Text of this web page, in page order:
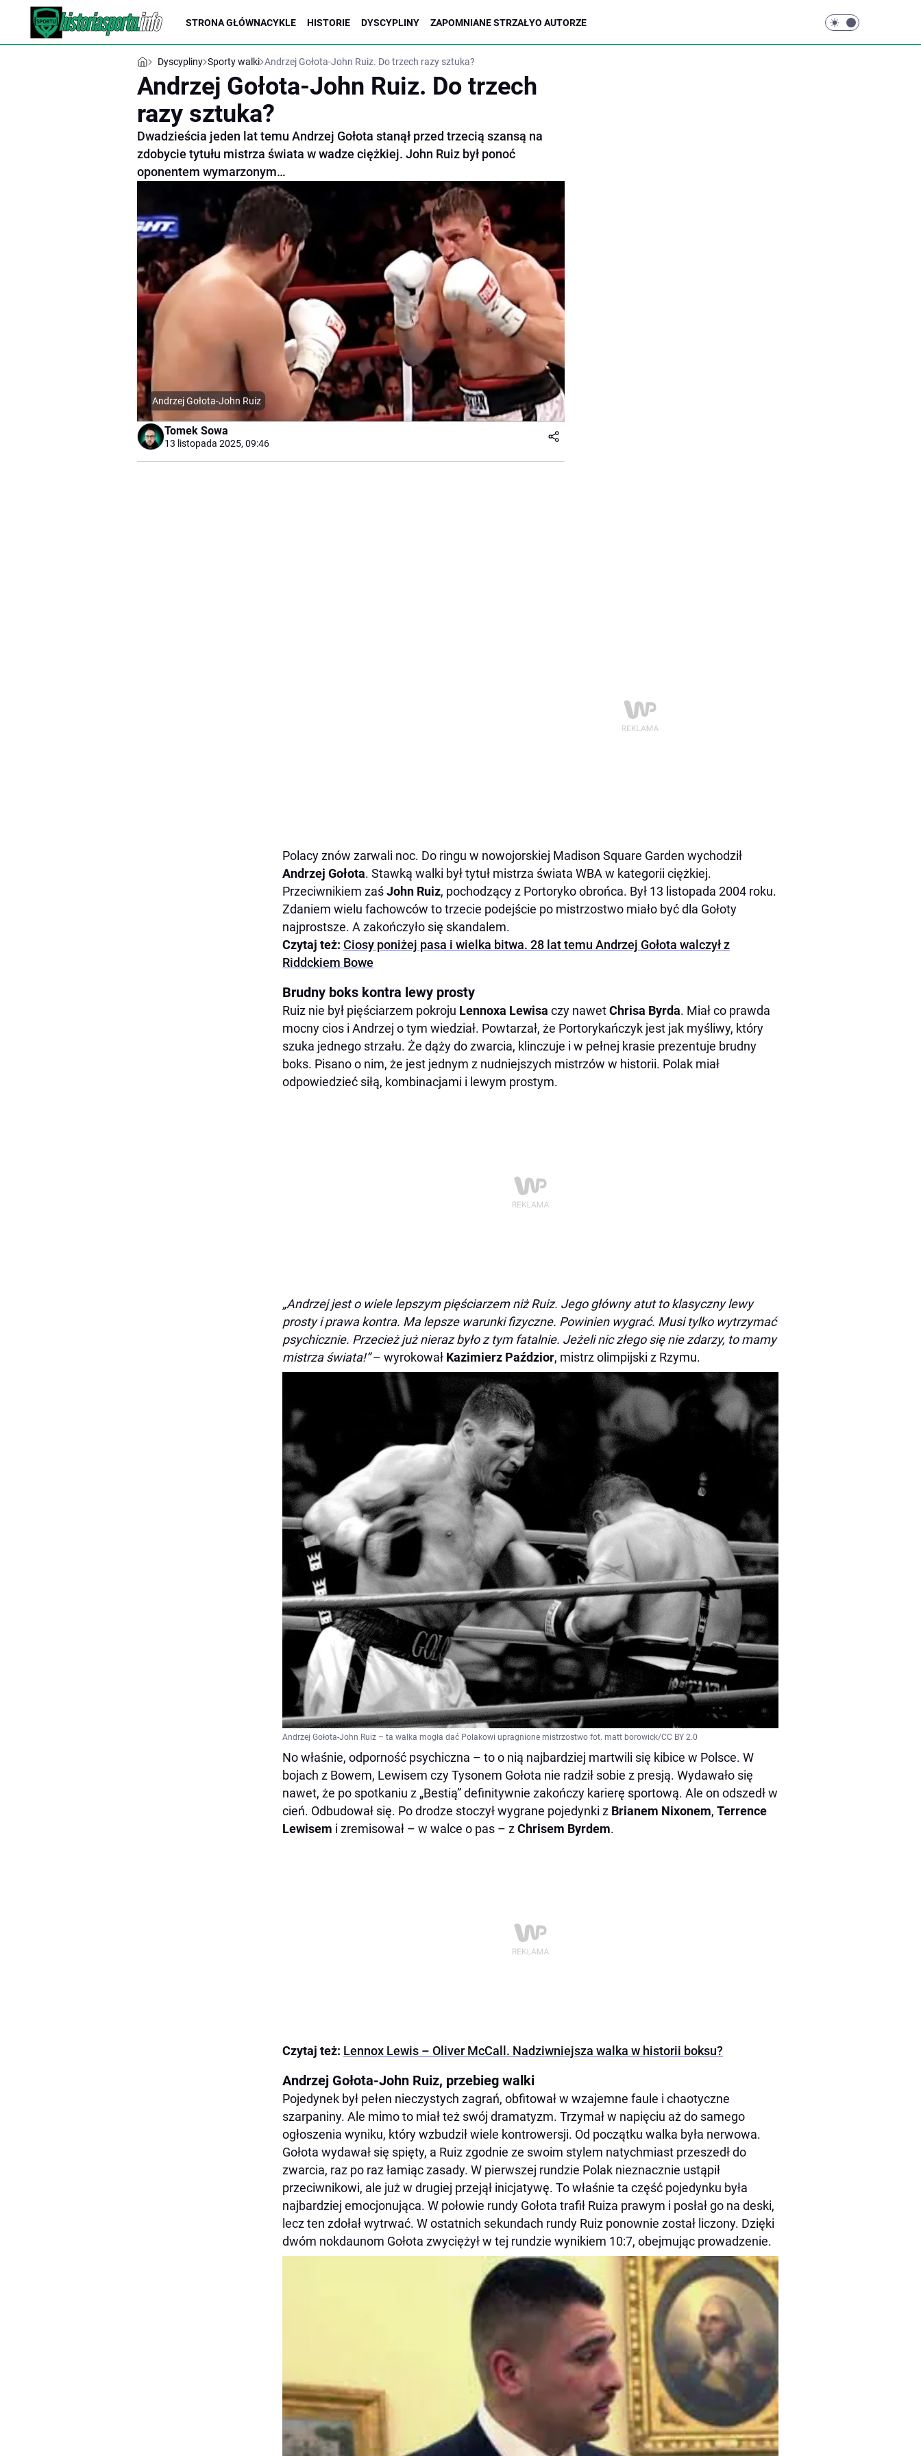
STRONA GŁÓWNACYKLE HISTORIE DYSCYPLINY ZAPOMNIANE STRZAŁYO AUTORZE
Dyscypliny Sporty walki Andrzej Gołota-John Ruiz. Do trzech razy sztuka?
Andrzej Gołota-John Ruiz. Do trzech
razy sztuka?
Dwadzieścia jeden lat temu Andrzej Gołota stanął przed trzecią szansą na
zdobycie tytułu mistrza świata w wadze ciężkiej. John Ruiz był ponoć
oponentem wymarzonym…
Andrzej Gołota-John Ruiz
Tomek Sowa
13 listopada 2025, 09:46
Polacy znów zarwali noc. Do ringu w nowojorskiej Madison Square Garden wychodził
Andrzej Gołota. Stawką walki był tytuł mistrza świata WBA w kategorii ciężkiej.
Przeciwnikiem zaśJohn Ruiz, pochodzący z Portoryko obrońca. Był 13 listopada 2004 roku.
Zdaniem wielu fachowców to trzecie podejście po mistrzostwo miało być dla Gołoty
najprostsze. A zakończyło się skandalem.
Czytaj też: Ciosy poniżej pasa i wielka bitwa. 28 lat temu Andrzej Gołota walczył z
Riddckiem Bowe
Brudny boks kontra lewy prosty
Ruiz nie był pięściarzem pokroju Lennoxa Lewisa czy nawetChrisa Byrda. Miał co prawda
mocny cios i Andrzej o tym wiedział. Powtarzał, że Portorykańczyk jest jak myśliwy, który
szuka jednego strzału. Że dąży do zwarcia, klinczuje i w pełnej krasie prezentuje brudny
boks. Pisano o nim, że jest jednym z nudniejszych mistrzów w historii. Polak miał
odpowiedzieć siłą, kombinacjami i lewym prostym.
„Andrzej jest o wiele lepszym pięściarzem niż Ruiz. Jego główny atut to klasyczny lewy
prosty i prawa kontra. Ma lepsze warunki fizyczne. Powinien wygrać. Musi tylko wytrzymać
psychicznie. Przecież już nieraz było z tym fatalnie. Jeżeli nic złego się nie zdarzy, to mamy
mistrza świata!”– wyrokował Kazimierz Paździor, mistrz olimpijski z Rzymu.
Andrzej Gołota-John Ruiz – ta walka mogła dać Polakowi upragnione mistrzostwo fot. matt borowick/CC BY 2.0
No właśnie, odporność psychiczna – to o nią najbardziej martwili się kibice w Polsce. W
bojach z Bowem, Lewisem czy Tysonem Gołota nie radził sobie z presją. Wydawało się
nawet, że po spotkaniu z „Bestią” definitywnie zakończy karierę sportową. Ale on odszedł w
cień. Odbudował się. Po drodze stoczył wygrane pojedynki z Brianem Nixonem, Terrence
Lewisem i zremisował – w walce o pas – zChrisem Byrdem.
Czytaj też: Lennox Lewis – Oliver McCall. Nadziwniejsza walka w historii boksu?
Andrzej Gołota-John Ruiz, przebieg walki
Pojedynek był pełen nieczystych zagrań, obfitował w wzajemne faule i chaotyczne
szarpaniny. Ale mimo to miał też swój dramatyzm. Trzymał w napięciu aż do samego
ogłoszenia wyniku, który wzbudził wiele kontrowersji. Od początku walka była nerwowa.
Gołota wydawał się spięty, a Ruiz zgodnie ze swoim stylem natychmiast przeszedł do
zwarcia, raz po raz łamiąc zasady. W pierwszej rundzie Polak nieznacznie ustąpił
przeciwnikowi, ale już w drugiej przejął inicjatywę. To właśnie ta część pojedynku była
najbardziej emocjonująca. W połowie rundy Gołota trafił Ruiza prawym i posłał go na deski,
lecz ten zdołał wytrwać. W ostatnich sekundach rundy Ruiz ponownie został liczony. Dzięki
dwóm nokdaunom Gołota zwyciężył w tej rundzie wynikiem 10:7, obejmując prowadzenie.